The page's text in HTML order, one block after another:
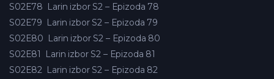
S02E78 Larin izbor S2 – Epizoda 78
S02E79 Larin izbor S2 – Epizoda 79
S02E80 Larin izbor S2 – Epizoda 80
S02E81
Larin izbor S2 – Epizoda 81
S02E82 Larin izbor S2 – Epizoda 82